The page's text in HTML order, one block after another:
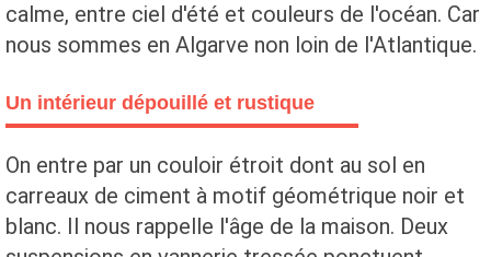
calme, entre ciel d'été et couleurs de l'océan. Car
nous sommes en Algarve non loin de l'Atlantique.
Un intérieur dépouillé et rustique
On entre par un couloir étroit dont au sol en
carreaux de ciment à motif géométrique noir et
blanc. Il nous rappelle l'âge de la maison. Deux